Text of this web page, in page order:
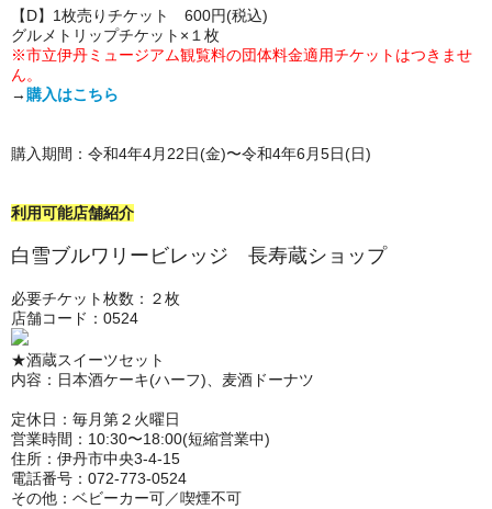
【D】1枚売りチケット 600円(税込)
グルメトリップチケット×１枚
※市立伊丹ミュージアム観覧料の団体料金適用チケットはつきませ
ん。
→ 購入はこちら
購入期間：令和4年4月22日(金)〜令和4年6月5日(日)
利用可能店舗紹介
白雪ブルワリービレッジ 長寿蔵ショップ
必要チケット枚数：２枚
店舗コード：0524
★酒蔵スイーツセット
内容：日本酒ケーキ(ハーフ)、麦酒ドーナツ
定休日：毎月第２火曜日
営業時間：10:30〜18:00(短縮営業中)
住所：伊丹市中央3-4-15
電話番号：072-773-0524
その他：ベビーカー可／喫煙不可